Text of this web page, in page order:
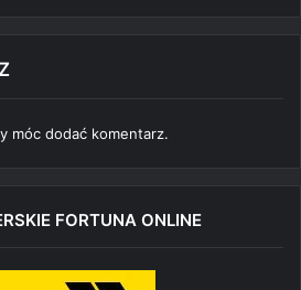
móc dodać komentarz.
FORTUNA ONLINE